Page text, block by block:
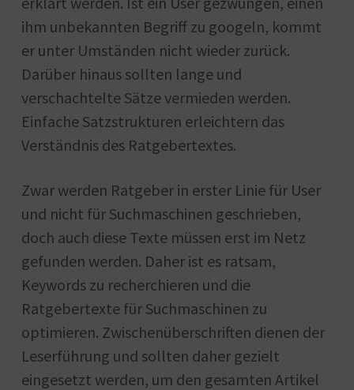
ihm unbekannten Begriff zu googeln, kommt
er unter Umständen nicht wieder zurück.
Darüber hinaus sollten lange und
verschachtelte Sätze vermieden werden.
Einfache Satzstrukturen erleichtern das
Verständnis des Ratgebertextes.
Zwar werden Ratgeber in erster Linie für User
und nicht für Suchmaschinen geschrieben,
doch auch diese Texte müssen erst im Netz
gefunden werden. Daher ist es ratsam,
Keywords zu recherchieren und die
Ratgebertexte für Suchmaschinen zu
optimieren. Zwischenüberschriften dienen der
Leserführung und sollten daher gezielt
eingesetzt werden, um den gesamten Artikel